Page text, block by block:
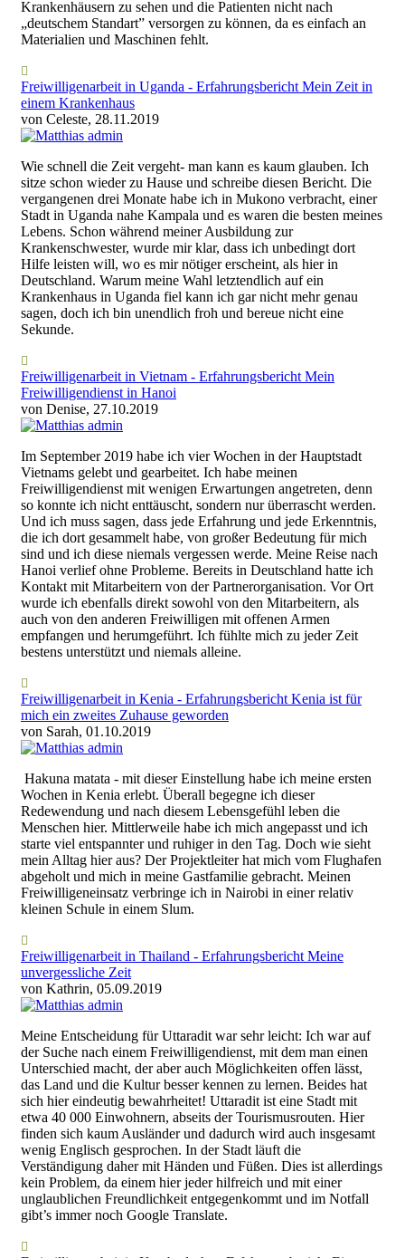
Krankenhäusern zu sehen und die Patienten nicht nach
„deutschem Standart” versorgen zu können, da es einfach an
Materialien und Maschinen fehlt.
Freiwilligenarbeit in Uganda - Erfahrungsbericht Mein Zeit in
einem Krankenhaus
von Celeste, 28.11.2019
Wie schnell die Zeit vergeht- man kann es kaum glauben. Ich
sitze schon wieder zu Hause und schreibe diesen Bericht. Die
vergangenen drei Monate habe ich in Mukono verbracht, einer
Stadt in Uganda nahe Kampala und es waren die besten meines
Lebens. Schon während meiner Ausbildung zur
Krankenschwester, wurde mir klar, dass ich unbedingt dort
Hilfe leisten will, wo es mir nötiger erscheint, als hier in
Deutschland. Warum meine Wahl letztendlich auf ein
Krankenhaus in Uganda fiel kann ich gar nicht mehr genau
sagen, doch ich bin unendlich froh und bereue nicht eine
Sekunde.
Freiwilligenarbeit in Vietnam - Erfahrungsbericht Mein
Freiwilligendienst in Hanoi
von Denise, 27.10.2019
Im September 2019 habe ich vier Wochen in der Hauptstadt
Vietnams gelebt und gearbeitet. Ich habe meinen
Freiwilligendienst mit wenigen Erwartungen angetreten, denn
so konnte ich nicht enttäuscht, sondern nur überrascht werden.
Und ich muss sagen, dass jede Erfahrung und jede Erkenntnis,
die ich dort gesammelt habe, von großer Bedeutung für mich
sind und ich diese niemals vergessen werde. Meine Reise nach
Hanoi verlief ohne Probleme. Bereits in Deutschland hatte ich
Kontakt mit Mitarbeitern von der Partnerorganisation. Vor Ort
wurde ich ebenfalls direkt sowohl von den Mitarbeitern, als
auch von den anderen Freiwilligen mit offenen Armen
empfangen und herumgeführt. Ich fühlte mich zu jeder Zeit
bestens unterstützt und niemals alleine.
Freiwilligenarbeit in Kenia - Erfahrungsbericht Kenia ist für
mich ein zweites Zuhause geworden
von Sarah, 01.10.2019
Hakuna matata - mit dieser Einstellung habe ich meine ersten
Wochen in Kenia erlebt. Überall begegne ich dieser
Redewendung und nach diesem Lebensgefühl leben die
Menschen hier. Mittlerweile habe ich mich angepasst und ich
starte viel entspannter und ruhiger in den Tag. Doch wie sieht
mein Alltag hier aus? Der Projektleiter hat mich vom Flughafen
abgeholt und mich in meine Gastfamilie gebracht. Meinen
Freiwilligeneinsatz verbringe ich in Nairobi in einer relativ
kleinen Schule in einem Slum.
Freiwilligenarbeit in Thailand - Erfahrungsbericht Meine
unvergessliche Zeit
von Kathrin, 05.09.2019
Meine Entscheidung für Uttaradit war sehr leicht: Ich war auf
der Suche nach einem Freiwilligendienst, mit dem man einen
Unterschied macht, der aber auch Möglichkeiten offen lässt,
das Land und die Kultur besser kennen zu lernen. Beides hat
sich hier eindeutig bewahrheitet! Uttaradit ist eine Stadt mit
etwa 40 000 Einwohnern, abseits der Tourismusrouten. Hier
finden sich kaum Ausländer und dadurch wird auch insgesamt
wenig Englisch gesprochen. In der Stadt läuft die
Verständigung daher mit Händen und Füßen. Dies ist allerdings
kein Problem, da einem hier jeder hilfreich und mit einer
unglaublichen Freundlichkeit entgegenkommt und im Notfall
gibt’s immer noch Google Translate.